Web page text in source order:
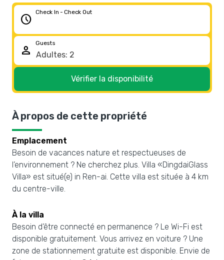
schedule
Check In - Check Out
person
Guests
Vérifier la disponibilité
À propos de cette propriété
Emplacement
Besoin de vacances nature et respectueuses de
l’environnement ? Ne cherchez plus. Villa «DingdaiGlass
Villa» est situé(e) in Ren-ai. Cette villa est située à 4 km
du centre-ville.
À la villa
Besoin d’être connecté en permanence ? Le Wi-Fi est
disponible gratuitement. Vous arrivez en voiture ? Une
zone de stationnement gratuite est disponible. Envie de